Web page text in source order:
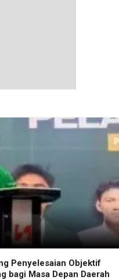
Penyelesaian Objektif
bagi Masa Depan Daerah